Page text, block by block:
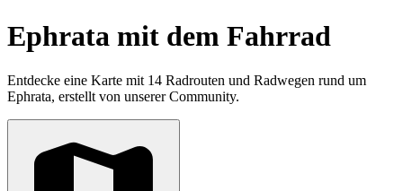
Ephrata mit dem Fahrrad
Entdecke eine Karte mit 14 Radrouten und Radwegen rund um
Ephrata, erstellt von unserer Community.